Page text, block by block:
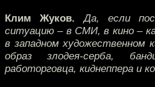
Клим Жуков. Да, если
ситуацию – в СМИ, в кино –
в западном художественном
образ злодея-серба,
работорговца, киднеппера и